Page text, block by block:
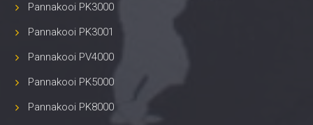
Pannakooi PK3000
Pannakooi PK3001
Pannakooi PV4000
Pannakooi PK5000
Pannakooi PK8000